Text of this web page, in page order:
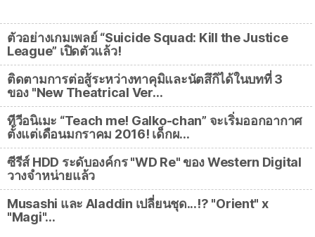
ตัวอย่างเกมเพลย์ “Suicide Squad: Kill the Justice
League” เปิดตัวแล้ว!
ติดตามการต่อสู้ระหว่างทาคุมิและนัตสึกิได้ในบทที่ 3
ของ "New Theatrical Ver…
ทีวีอนิเมะ “Teach me! Galko-chan” จะเริ่มออกอากาศ
ตั้งแต่เดือนมกราคม 2016! เด็กผ…
ซีรีส์ HDD ระดับองค์กร "WD Re" ของ Western Digital
วางจำหน่ายแล้ว
Musashi และ Aladdin เปลี่ยนชุด...⁉ "Orient" x
"Magi"…